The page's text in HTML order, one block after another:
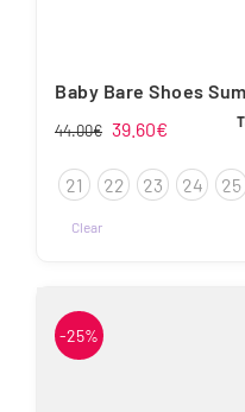
Baby Bare Shoes
44.00€ Algne
oli:
39.60€
on:
21 22 23 24 25
Clear
-25%